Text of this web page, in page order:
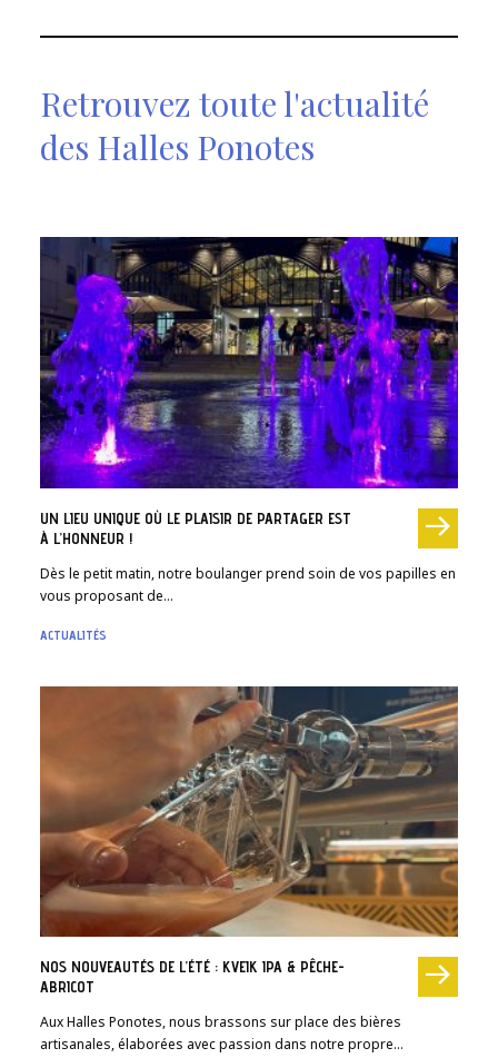
Retrouvez toute l'actualité
des Halles Ponotes
UN LIEU UNIQUE OÙ LE PLAISIR DE PARTAGER EST
À L’HONNEUR !
Dès le petit matin, notre boulanger prend soin de vos papilles en
vous proposant de…
ACTUALITÉS
NOS NOUVEAUTÉS DE L’ÉTÉ : KVEIK IPA & PÊCHE-
ABRICOT
Aux Halles Ponotes, nous brassons sur place des bières
artisanales, élaborées avec passion dans notre propre…